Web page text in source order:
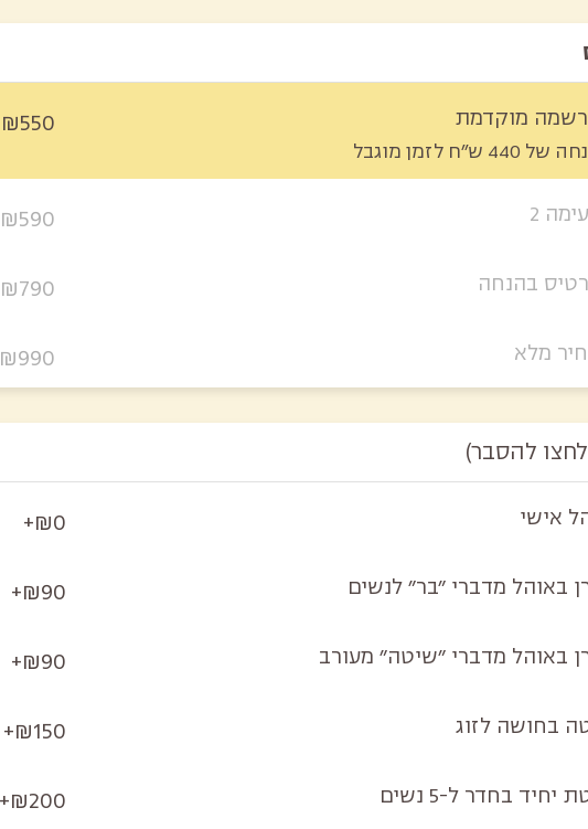
מוקדמת
440 ש״ח לזמן מוגבל
₪550
2
₪590
בהנחה ₪790
מלא ₪990
להסבר)
אישי ₪0+
באוהל מדברי ״בר״ לנשים ₪90+
באוהל מדברי ״שיטה״ מעורב ₪90+
בחושה לזוג ₪150+
יחיד בחדר ל-5 נשים ₪200+